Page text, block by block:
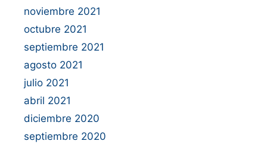
noviembre 2021
octubre 2021
septiembre 2021
agosto 2021
julio 2021
abril 2021
diciembre 2020
septiembre 2020